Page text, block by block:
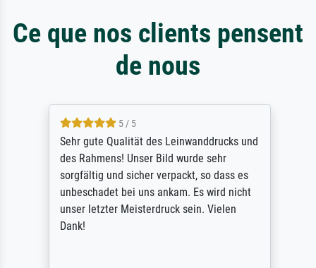
Ce que nos clients pensent
de nous
5 / 5
Sehr gute Qualität des Leinwanddrucks und
des Rahmens! Unser Bild wurde sehr
sorgfältig und sicher verpackt, so dass es
unbeschadet bei uns ankam. Es wird nicht
unser letzter Meisterdruck sein. Vielen
Dank!